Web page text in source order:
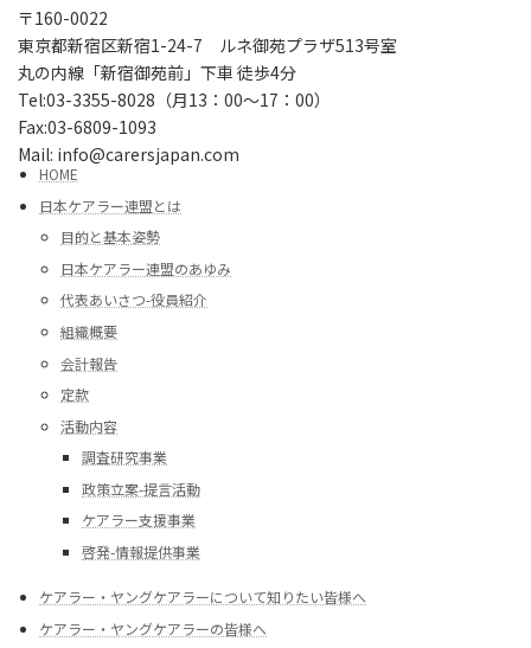
〒160-0022
東京都新宿区新宿1-24-7 ルネ御苑プラザ513号室
丸の内線「新宿御苑前」下車 徒歩4分
Tel:03-3355-8028（月13：00～17：00）
Fax:03-6809-1093
Mail: info@carersjapan.com
HOME
日本ケアラー連盟とは
目的と基本姿勢
日本ケアラー連盟のあゆみ
代表あいさつ-役員紹介
組織概要
会計報告
定款
活動内容
調査研究事業
政策立案-提言活動
ケアラー支援事業
啓発-情報提供事業
ケアラー・ヤングケアラーについて知りたい皆様へ
ケアラー・ヤングケアラーの皆様へ